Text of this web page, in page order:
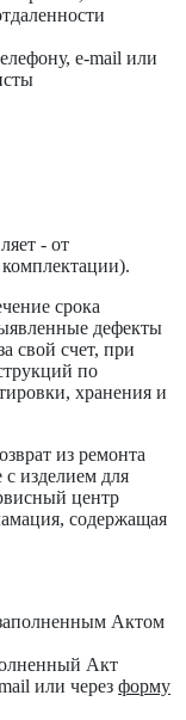
e-mail или
- от
срока
дефекты
свой счет, при
по
хранения и
из ремонта
с изделием для
центр
содержащая
Актом
Акт
или через форму